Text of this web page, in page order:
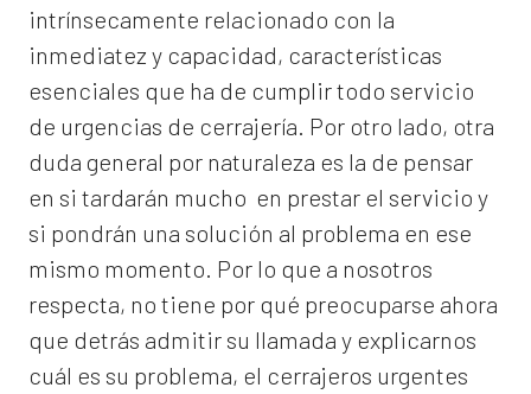
intrínsecamente relacionado con la
inmediatez y capacidad, características
esenciales que ha de cumplir todo servicio
de urgencias de cerrajería. Por otro lado, otra
duda general por naturaleza es la de pensar
en si tardarán mucho en prestar el servicio y
si pondrán una solución al problema en ese
mismo momento. Por lo que a nosotros
respecta, no tiene por qué preocuparse ahora
que detrás admitir su llamada y explicarnos
cuál es su problema, el cerrajeros urgentes